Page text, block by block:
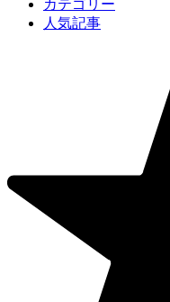
カテゴリー
人気記事